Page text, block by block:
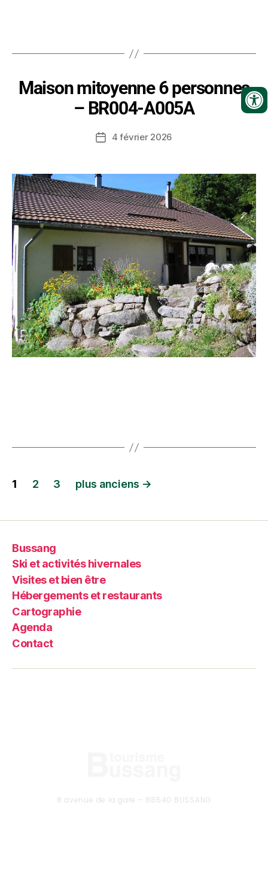
Maison mitoyenne 6 personnes
– BR004-A005A
4 février 2026
1 2 3 plus anciens →
Bussang
Ski et activités hivernales
Visites et bien être
Hébergements et restaurants
Cartographie
Agenda
Contact
8 avenue de la gare – 88540 BUSSANG